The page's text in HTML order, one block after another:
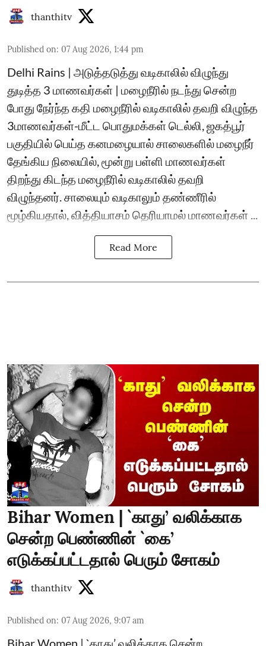
thanthitv
Published on: 07 Aug 2026, 1:44 pm
Delhi Rains | அடுத்தடுத்து வடிகாலில் விழுந்து
துடித்த 3 மாணவர்கள் | மழைநீரில் நடந்து சென்ற
போது நேர்ந்த கதி மழைநீரில் வடிகாலில் தவறி விழுந்த
3மாணவர்கள்-மீட்ட பொதுமக்கள் டெல்லி, ஜகத்பூர்
பகுதியில் பெய்த கனமழையால் சாலைகளில் மழைநீர்
தேங்கிய நிலையில், மூன்று பள்ளி மாணவர்கள்
திறந்து கிடந்த மழைநீரில் வடிகாலில் தவறி
விழுந்தனர். சாலையும் வடிகாலும் தண்ணீரில்
மூழ்கியதால், வித்தியாசம் தெரியாமல் மாணவர்கள் ...
Read More
Bihar Women | `காது’ வலிக்காக
சென்ற பெண்ணின் `கை’
எடுக்கப்பட்டதால் பெரும் சோகம்
thanthitv
Published on: 07 Aug 2026, 9:07 am
Bihar Women | `காது’ வலிக்காக சென்ற